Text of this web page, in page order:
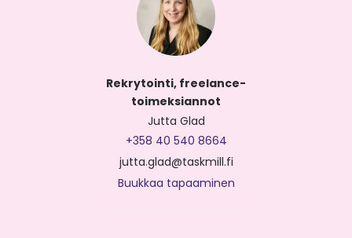
Rekrytointi, freelance-
toimeksiannot
Jutta Glad
+358 40 540 8664
jutta.glad@taskmill.fi
Buukkaa tapaaminen